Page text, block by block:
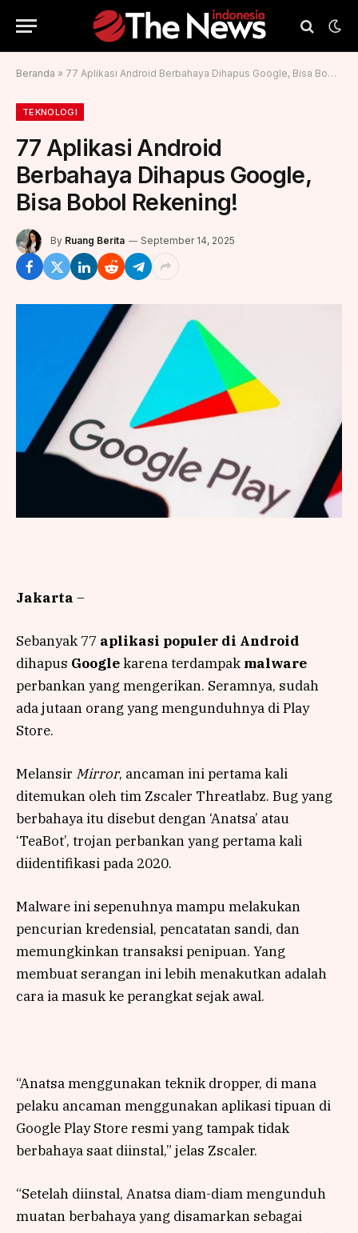
Beranda » 77 Aplikasi Android Berbahaya Dihapus Google, Bisa Bobol Rekening!
TEKNOLOGI
77 Aplikasi Android
Berbahaya Dihapus Google,
Bisa Bobol Rekening!
By Ruang Berita September 14, 2025
Jakarta –
Sebanyak 77 aplikasi populer di Android
dihapus Googlekarena terdampak malware
perbankan yang mengerikan. Seramnya, sudah
ada jutaan orang yang mengunduhnya di Play
Store.
Melansir Mirror, ancaman ini pertama kali
ditemukan oleh tim Zscaler Threatlabz. Bug yang
berbahaya itu disebut dengan ‘Anatsa’ atau
‘TeaBot’, trojan perbankan yang pertama kali
diidentifikasi pada 2020.
Malware ini sepenuhnya mampu melakukan
pencurian kredensial, pencatatan sandi, dan
memungkinkan transaksi penipuan. Yang
membuat serangan ini lebih menakutkan adalah
cara ia masuk ke perangkat sejak awal.
“Anatsa menggunakan teknik dropper, di mana
pelaku ancaman menggunakan aplikasi tipuan di
Google Play Store resmi yang tampak tidak
berbahaya saat diinstal,” jelas Zscaler.
“Setelah diinstal, Anatsa diam-diam mengunduh
muatan berbahaya yang disamarkan sebagai